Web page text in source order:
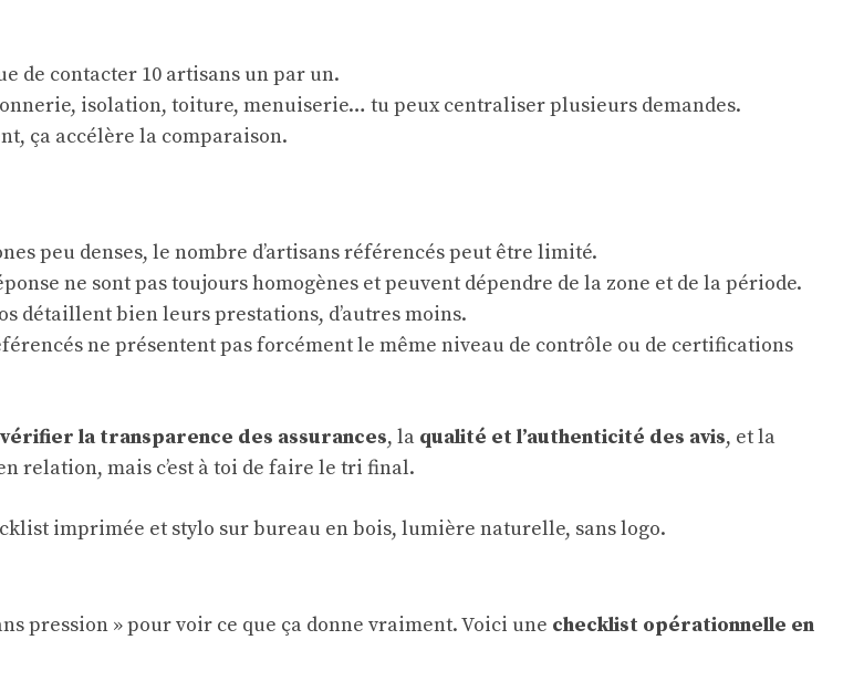
de contacter 10 artisans un par un.
isolation, toiture, menuiserie… tu peux centraliser plusieurs demandes.
ça accélère la comparaison.
peu denses, le nombre d’artisans référencés peut être limité.
ne sont pas toujours homogènes et peuvent dépendre de la zone et de la période.
détaillent bien leurs prestations, d’autres moins.
ne présentent pas forcément le même niveau de contrôle ou de certifications
vérifier la transparence des assurances, la qualité et l’authenticité des avis, et la
relation, mais c’est à toi de faire le tri final.
pression » pour voir ce que ça donne vraiment. Voici une checklist opérationnelle en